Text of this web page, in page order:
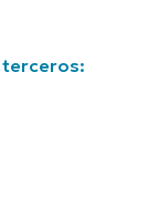
terceros: